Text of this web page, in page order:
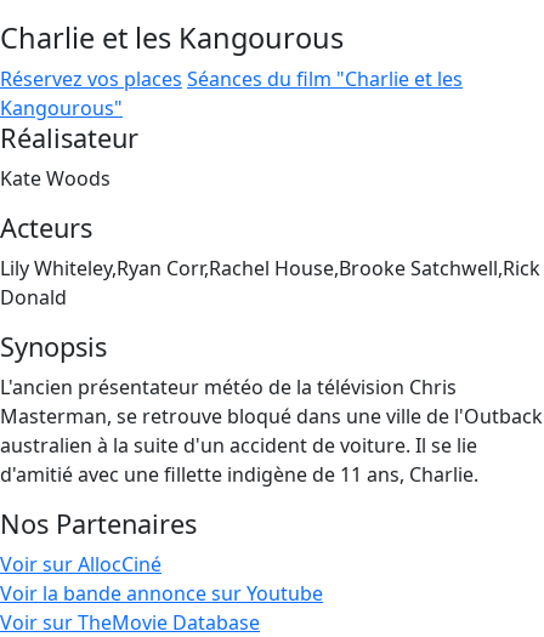
Charlie et les Kangourous
Réservez vos places Séances du film "Charlie et les
Kangourous"
Réalisateur
Kate Woods
Acteurs
Lily Whiteley,Ryan Corr,Rachel House,Brooke Satchwell,Rick
Donald
Synopsis
L'ancien présentateur météo de la télévision Chris
Masterman, se retrouve bloqué dans une ville de l'Outback
australien à la suite d'un accident de voiture. Il se lie
d'amitié avec une fillette indigène de 11 ans, Charlie.
Nos Partenaires
Voir sur AllocCiné
Voir la bande annonce sur Youtube
Voir sur TheMovie Database